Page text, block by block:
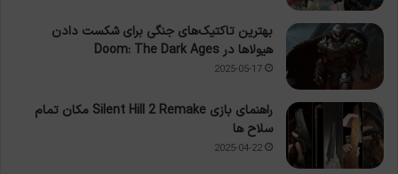
بهترین تاکتیک‌های جنگی برای شکست دادن
هیولاها در Doom: The Dark Ages
2025-05-17
راهنمای بازی Silent Hill 2 Remake مکان تمام
سلاح ها
2025-04-22